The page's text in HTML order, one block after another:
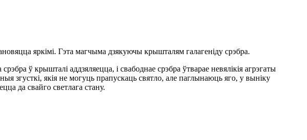
яркімі. Гэта магчыма дзякуючы крышталям галагеніду срэбра.
ў крышталі аддзяляецца, і свабоднае срэбра ўтварае невялікія агрэгаты
згусткі, якія не могуць прапускаць святло, але паглынаюць яго, у выніку
да свайго светлага стану.